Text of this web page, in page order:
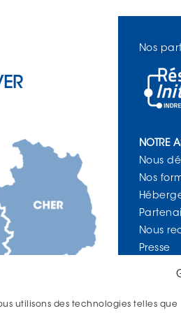
utilisons des technologies telles que
Nos
NOTRE
Nous
Nos
Nous
Presse